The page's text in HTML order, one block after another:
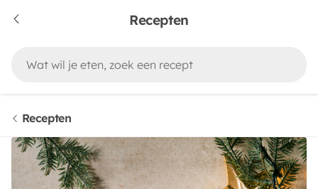
Recepten
Recepten